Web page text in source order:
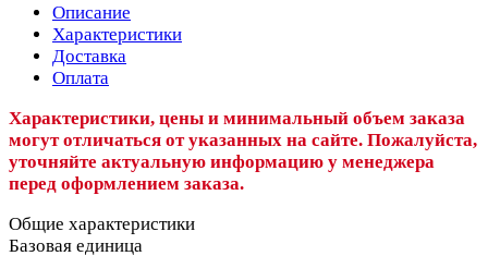
Описание
Характеристики
Доставка
Оплата
Характеристики, цены и минимальный объем заказа
могут отличаться от указанных на сайте. Пожалуйста,
уточняйте актуальную информацию у менеджера
перед оформлением заказа.
Общие характеристики
Базовая единица